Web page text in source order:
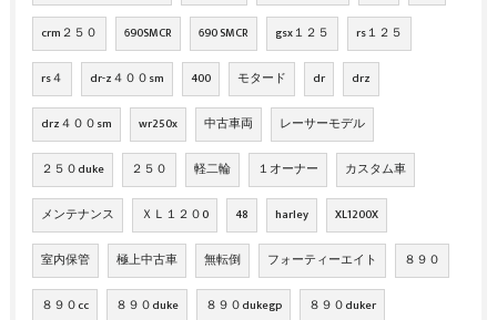
crm２５０ 690SMCR 690 SMCR gsx１２５ rs１２５
rs４ dr-z４００sm 400 モタード dr drz
drz４００sm wr250x 中古車両 レーサーモデル
２５０duke ２５０ 軽二輪 １オーナー カスタム車
メンテナンス ＸＬ１２０0 48 harley XL1200X
室内保管 極上中古車 無転倒 フォーティーエイト ８９０
８９０cc ８９０duke ８９０dukegp ８９０duker